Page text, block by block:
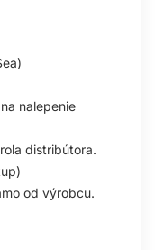
nalepenie
distribútora.
od výrobcu.